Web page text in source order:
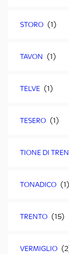
STORO
TAVON
TELVE
TESERO
TIONE DI
TONADICO
TRENTO
VERMIGLIO